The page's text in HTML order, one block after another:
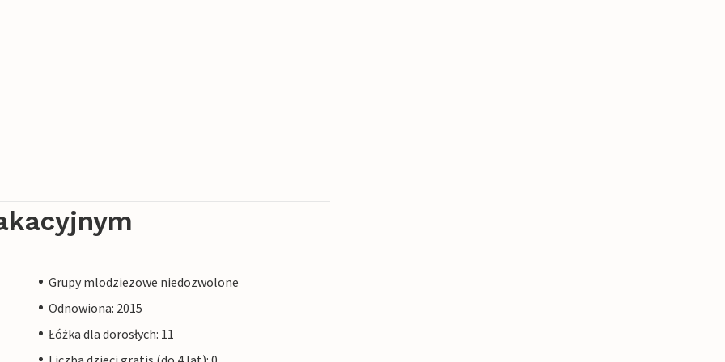
Grupy mlodziezowe niedozwolone
Odnowiona: 2015
Łóżka dla dorosłych: 11